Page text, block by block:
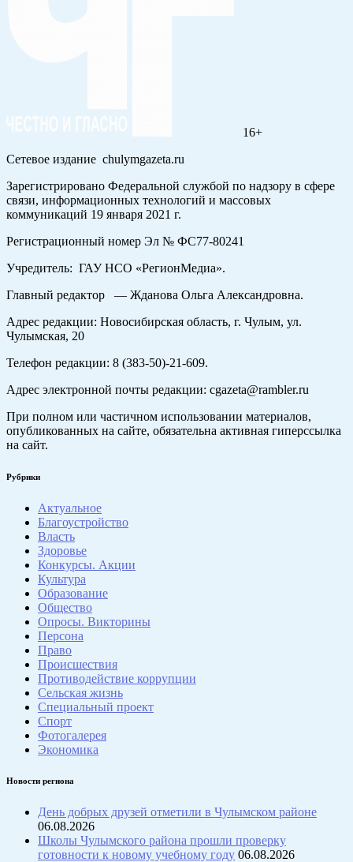
16+
Сетевое издание chulymgazeta.ru
Зарегистрировано Федеральной службой по надзору в сфере
связи, информационных технологий и массовых
коммуникаций 19 января 2021 г.
Регистрационный номер Эл № ФС77-80241
Учредитель: ГАУ НСО «РегионМедиа».
Главный редактор — Жданова Ольга Александровна.
Адрес редакции: Новосибирская область, г. Чулым, ул.
Чулымская, 20
Телефон редакции: 8 (383-50)-21-609.
Адрес электронной почты редакции: cgazeta@rambler.ru
При полном или частичном использовании материалов,
опубликованных на сайте, обязательна активная гиперссылка
на сайт.
Рубрики
Актуальное
Благоустройство
Власть
Здоровье
Конкурсы. Акции
Культура
Образование
Общество
Опросы. Викторины
Персона
Право
Происшествия
Противодействие коррупции
Сельская жизнь
Специальный проект
Спорт
Фотогалерея
Экономика
Новости региона
День добрых друзей отметили в Чулымском районе
06.08.2026
Школы Чулымского района прошли проверку
готовности к новому учебному году 06.08.2026